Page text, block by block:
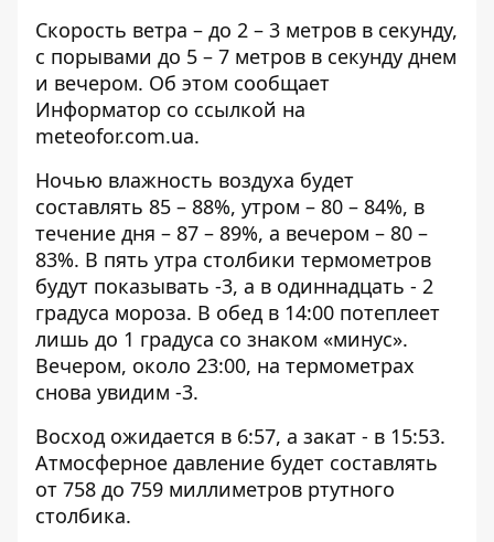
Скорость ветра – до 2 – 3 метров в секунду,
с порывами до 5 – 7 метров в секунду днем
​​и вечером. Об этом сообщает
Информатор со ссылкой на
meteofor.com.ua.
Ночью влажность воздуха будет
составлять 85 – 88%, утром – 80 – 84%, в
течение дня – 87 – 89%, а вечером – 80 –
83%. В пять утра столбики термометров
будут показывать -3, а в одиннадцать - 2
градуса мороза. В обед в 14:00 потеплеет
лишь до 1 градуса со знаком «минус».
Вечером, около 23:00, на термометрах
снова увидим -3.
Восход ожидается в 6:57, а закат - в 15:53.
Атмосферное давление будет составлять
от 758 до 759 миллиметров ртутного
столбика.